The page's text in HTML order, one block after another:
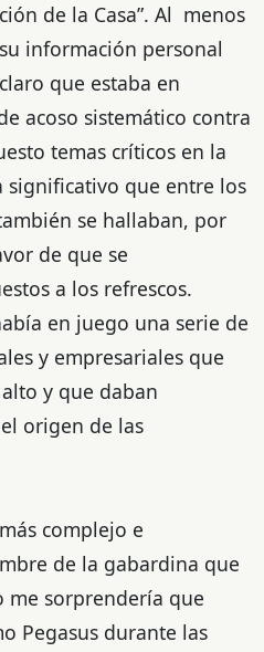
de la Casa”. Al menos
información personal
que estaba en
acoso sistemático contra
temas críticos en la
significativo que entre los
se hallaban, por
de que se
a los refrescos.
en juego una serie de
y empresariales que
y que daban
origen de las
complejo e
de la gabardina que
me sorprendería que
Pegasus durante las